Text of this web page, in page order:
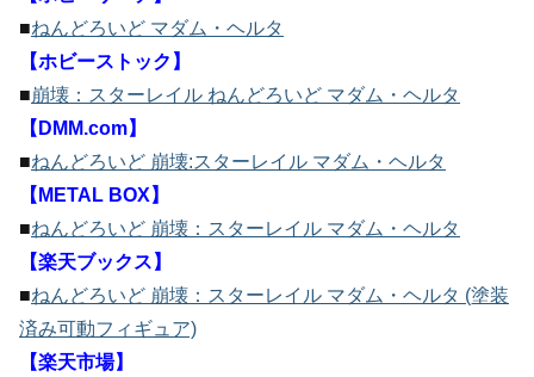
■ねんどろいど マダム・ヘルタ
【ホビーストック】
■崩壊：スターレイル ねんどろいど マダム・ヘルタ
【DMM.com】
■ねんどろいど 崩壊:スターレイル マダム・ヘルタ
【METAL BOX】
■ねんどろいど 崩壊：スターレイル マダム・ヘルタ
【楽天ブックス】
■ねんどろいど 崩壊：スターレイル マダム・ヘルタ (塗装
済み可動フィギュア)
【楽天市場】